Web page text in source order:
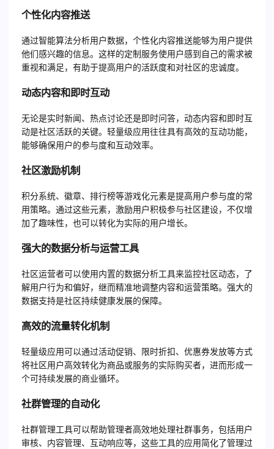
个性化内容推送
通过智能算法分析用户数据，个性化内容推送能够为用户提供
他们感兴趣的信息。这样的定制服务使用户感到自己的需求被
重视和满足，有助于提高用户的活跃度和对社区的忠诚度。
动态内容和即时互动
无论是实时新闻、热点讨论还是即时问答，动态内容和即时互
动是社区活跃的关键。轻量级应用往往具有高效的互动功能，
能够确保用户的参与度和互动效率。
社区激励机制
积分系统、徽章、排行榜等游戏化元素是提高用户参与度的常
用策略。通过这些元素，激励用户积极参与社区建设，不仅增
加了趣味性，也可以转化为实际的用户增长。
强大的数据分析与运营工具
社区运营者可以使用内置的数据分析工具来监控社区动态，了
解用户行为和偏好，继而精准地调整内容和运营策略。强大的
数据支持是社区持续健康发展的保障。
高效的流量转化机制
轻量级应用可以通过活动促销、限时折扣、优惠券发放等方式
将社区用户高效转化为商品或服务的实际购买者，进而形成一
个可持续发展的商业循环。
社群管理的自动化
社群管理工具可以帮助管理者高效地处理社群事务，包括用户
审核、内容管理、互动响应等，这些工具的应用简化了管理过